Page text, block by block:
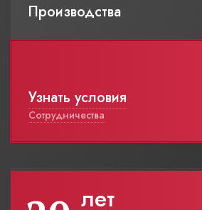
Производства
Узнать условия
Сотрудничества
лет